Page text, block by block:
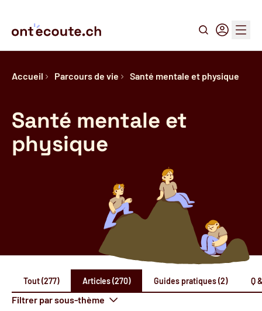
Recherche
Connexion
Menu
Accueil Parcours de vie Santé mentale et physique
Santé mentale et
physique
Tout (277) Articles (270) Guides pratiques (2) Q
Filtrer par sous-thème